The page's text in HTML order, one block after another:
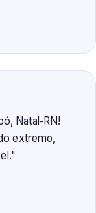
Natal‑RN!
extremo,